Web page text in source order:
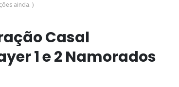
ainda. )
Casal
1 e 2 Namorados